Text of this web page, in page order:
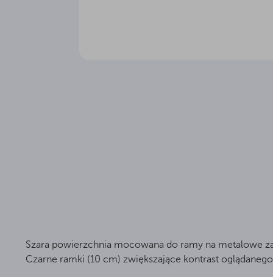
Szara powierzchnia mocowana do ramy na metalowe
Czarne ramki (10 cm) zwiększające kontrast